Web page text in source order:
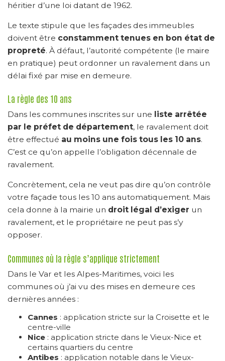
héritier d’une loi datant de 1962.
Le texte stipule que les façades des immeubles
doivent être constamment tenues en bon état de
propreté. À défaut, l’autorité compétente (le maire
en pratique) peut ordonner un ravalement dans un
délai fixé par mise en demeure.
La règle des 10 ans
Dans les communes inscrites sur une liste arrêtée
par le préfet de département, le ravalement doit
être effectué au moins une fois tous les 10 ans.
C’est ce qu’on appelle l’obligation décennale de
ravalement.
Concrètement, cela ne veut pas dire qu’on contrôle
votre façade tous les 10 ans automatiquement. Mais
cela donne à la mairie un droit légal d’exiger un
ravalement, et le propriétaire ne peut pas s’y
opposer.
Communes où la règle s’applique strictement
Dans le Var et les Alpes-Maritimes, voici les
communes où j’ai vu des mises en demeure ces
dernières années :
Cannes : application stricte sur la Croisette et le
centre-ville
Nice : application stricte dans le Vieux-Nice et
certains quartiers du centre
Antibes : application notable dans le Vieux-